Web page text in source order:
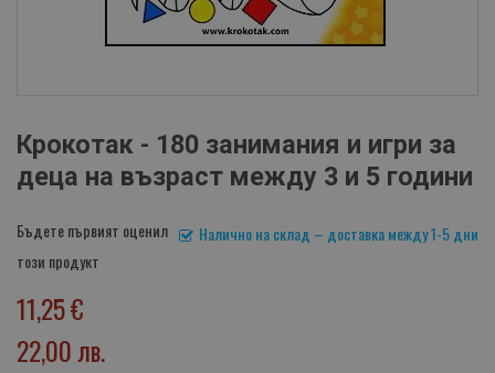
Крокотак - 180 занимания и игри за
деца на възраст между 3 и 5 години
Налично на склад – доставка между 1-5 дни
Бъдете първият оценил
този продукт
11,25 €
22,00 лв.